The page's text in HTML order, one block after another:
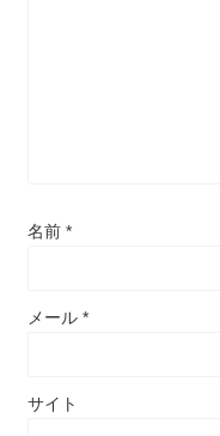
名前 *
メール *
サイト